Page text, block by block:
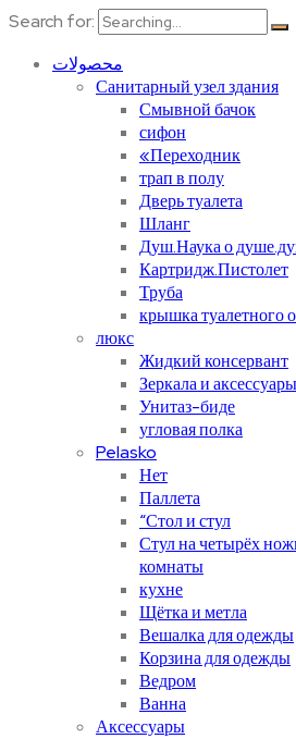
Search for:
محصولات
Санитарный узел здания
Смывной бачок
сифон
«Переходник
трап в полу
Дверь туалета
Шланг
Душ.Наука о
Картридж.Пистолет
Труба
крышка туалетного
люкс
Жидкий консервант
Зеркала и аксессуары
Унитаз-биде
угловая полка
Pelasko
Нет
Паллета
“Стол и стул
Стул на четырёх
комнаты
кухне
Щётка и метла
Вешалка для одежды
Корзина для одежды
Ведром
Ванна
Аксессуары